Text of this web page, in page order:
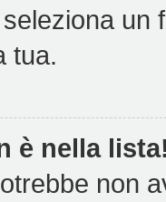
tua.
è nella
non